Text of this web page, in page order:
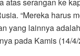
atas serangan ke
“Mereka harus
yang lainnya
pada Kamis (14/